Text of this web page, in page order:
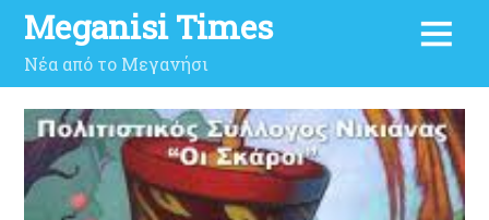
Meganisi Times
Νέα από το Μεγανήσι